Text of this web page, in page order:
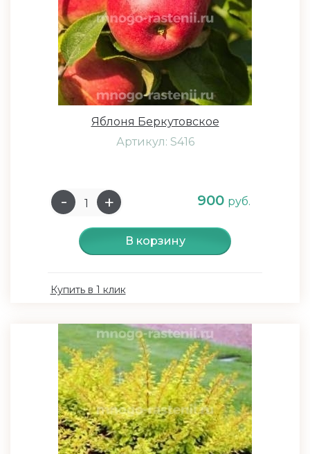
Яблоня Беркутовское
Артикул: S416
900 руб.
В корзину
Купить в 1 клик